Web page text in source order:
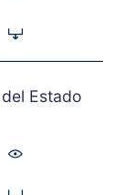
Estado